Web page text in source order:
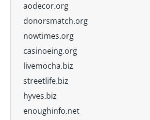
aodecor.org
donorsmatch.org
nowtimes.org
casinoeing.org
livemocha.biz
streetlife.biz
hyves.biz
enoughinfo.net